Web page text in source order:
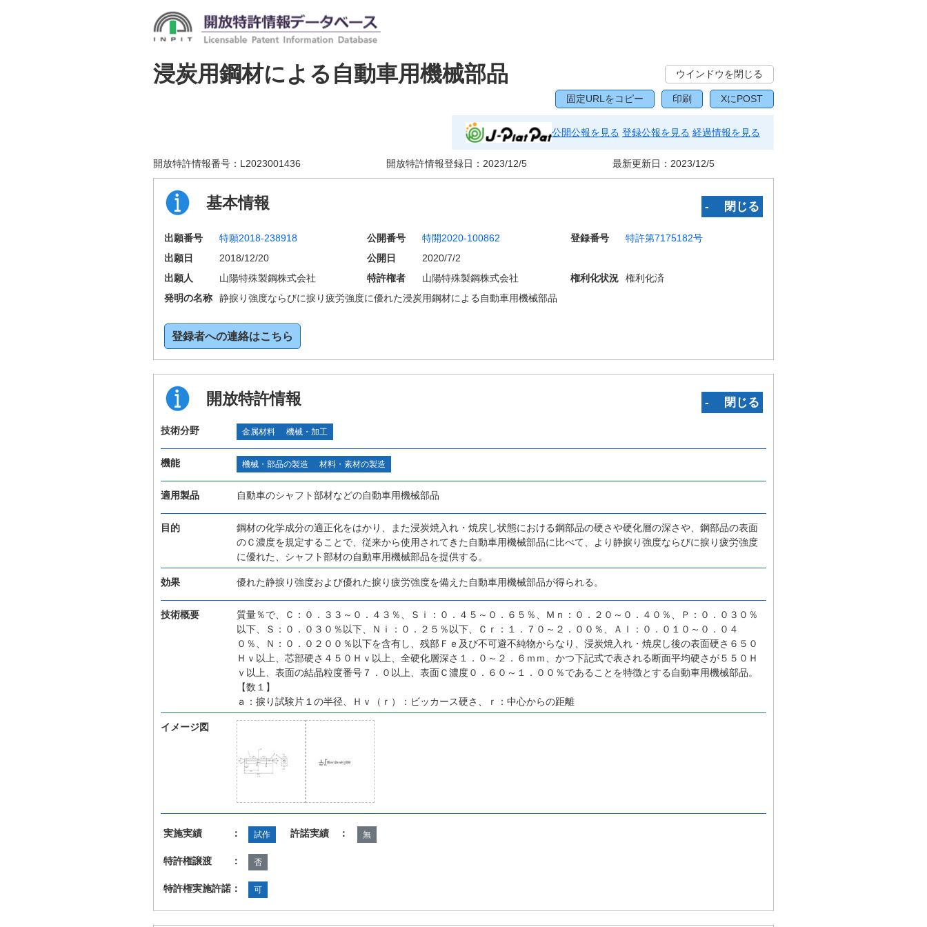
浸炭用鋼材による自動車用機械部品 ウインドウを閉じる
固定URLをコピー 印刷 XにPOST
公開公報を見る 登録公報を見る 経過情報を見る
開放特許情報番号： L2023001436 開放特許情報登録日： 2023/12/5 最新更新日： 2023/12/5
基本情報 ‐ 閉じる
出願番号 特願2018-238918 公開番号 特開2020-100862 登録番号
特許第7175182号
出願日
2018/12/20 公開日
2020/7/2
出願人
山陽特殊製鋼株式会社 特許権者 山陽特殊製鋼株式会社 権利化状況
権利化済
発明の名称
静捩り強度ならびに捩り疲労強度に優れた浸炭用鋼材による自動車用機械部品
登録者への連絡はこちら
開放特許情報 ‐ 閉じる
技術分野 金属材料 機械・加工
機能 機械・部品の製造 材料・素材の製造
適用製品 自動車のシャフト部材などの自動車用機械部品
目的
鋼材の化学成分の適正化をはかり、また浸炭焼入れ・焼戻し状態における鋼部品の硬さや硬化層の深さや、鋼部品の表面
のＣ濃度を規定することで、従来から使用されてきた自動車用機械部品に比べて、より静捩り強度ならびに捩り疲労強度
に優れた、シャフト部材の自動車用機械部品を提供する。
効果 優れた静捩り強度および優れた捩り疲労強度を備えた自動車用機械部品が得られる。
技術概要
質量％で、Ｃ：０．３３～０．４３％、Ｓｉ：０．４５～０．６５％、Ｍｎ：０．２０～０．４０％、Ｐ：０．０３０％
以下、Ｓ：０．０３０％以下、Ｎｉ：０．２５％以下、Ｃｒ：１．７０～２．００％、Ａｌ：０．０１０～０．０４
０％、Ｎ：０．０２００％以下を含有し、残部Ｆｅ及び不可避不純物からなり、浸炭焼入れ・焼戻し後の表面硬さ６５０
Ｈｖ以上、芯部硬さ４５０Ｈｖ以上、全硬化層深さ１．０～２．６ｍｍ、かつ下記式で表される断面平均硬さが５５０Ｈ
ｖ以上、表面の結晶粒度番号７．０以上、表面Ｃ濃度０．６０～１．００％であることを特徴とする自動車用機械部品。
【数１】
ａ：捩り試験片１の半径、Ｈｖ（ｒ）：ビッカース硬さ、ｒ：中心からの距離
イメージ図
実施実績 ： 試作 許諾実績 ： 無
特許権譲渡 ： 否
特許権実施許諾： 可